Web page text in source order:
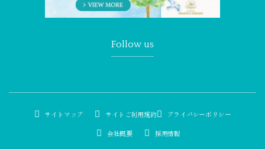
Follow us
サイトマップ サイトご利用規約 プライバシーポリシー
会社概要 採用情報